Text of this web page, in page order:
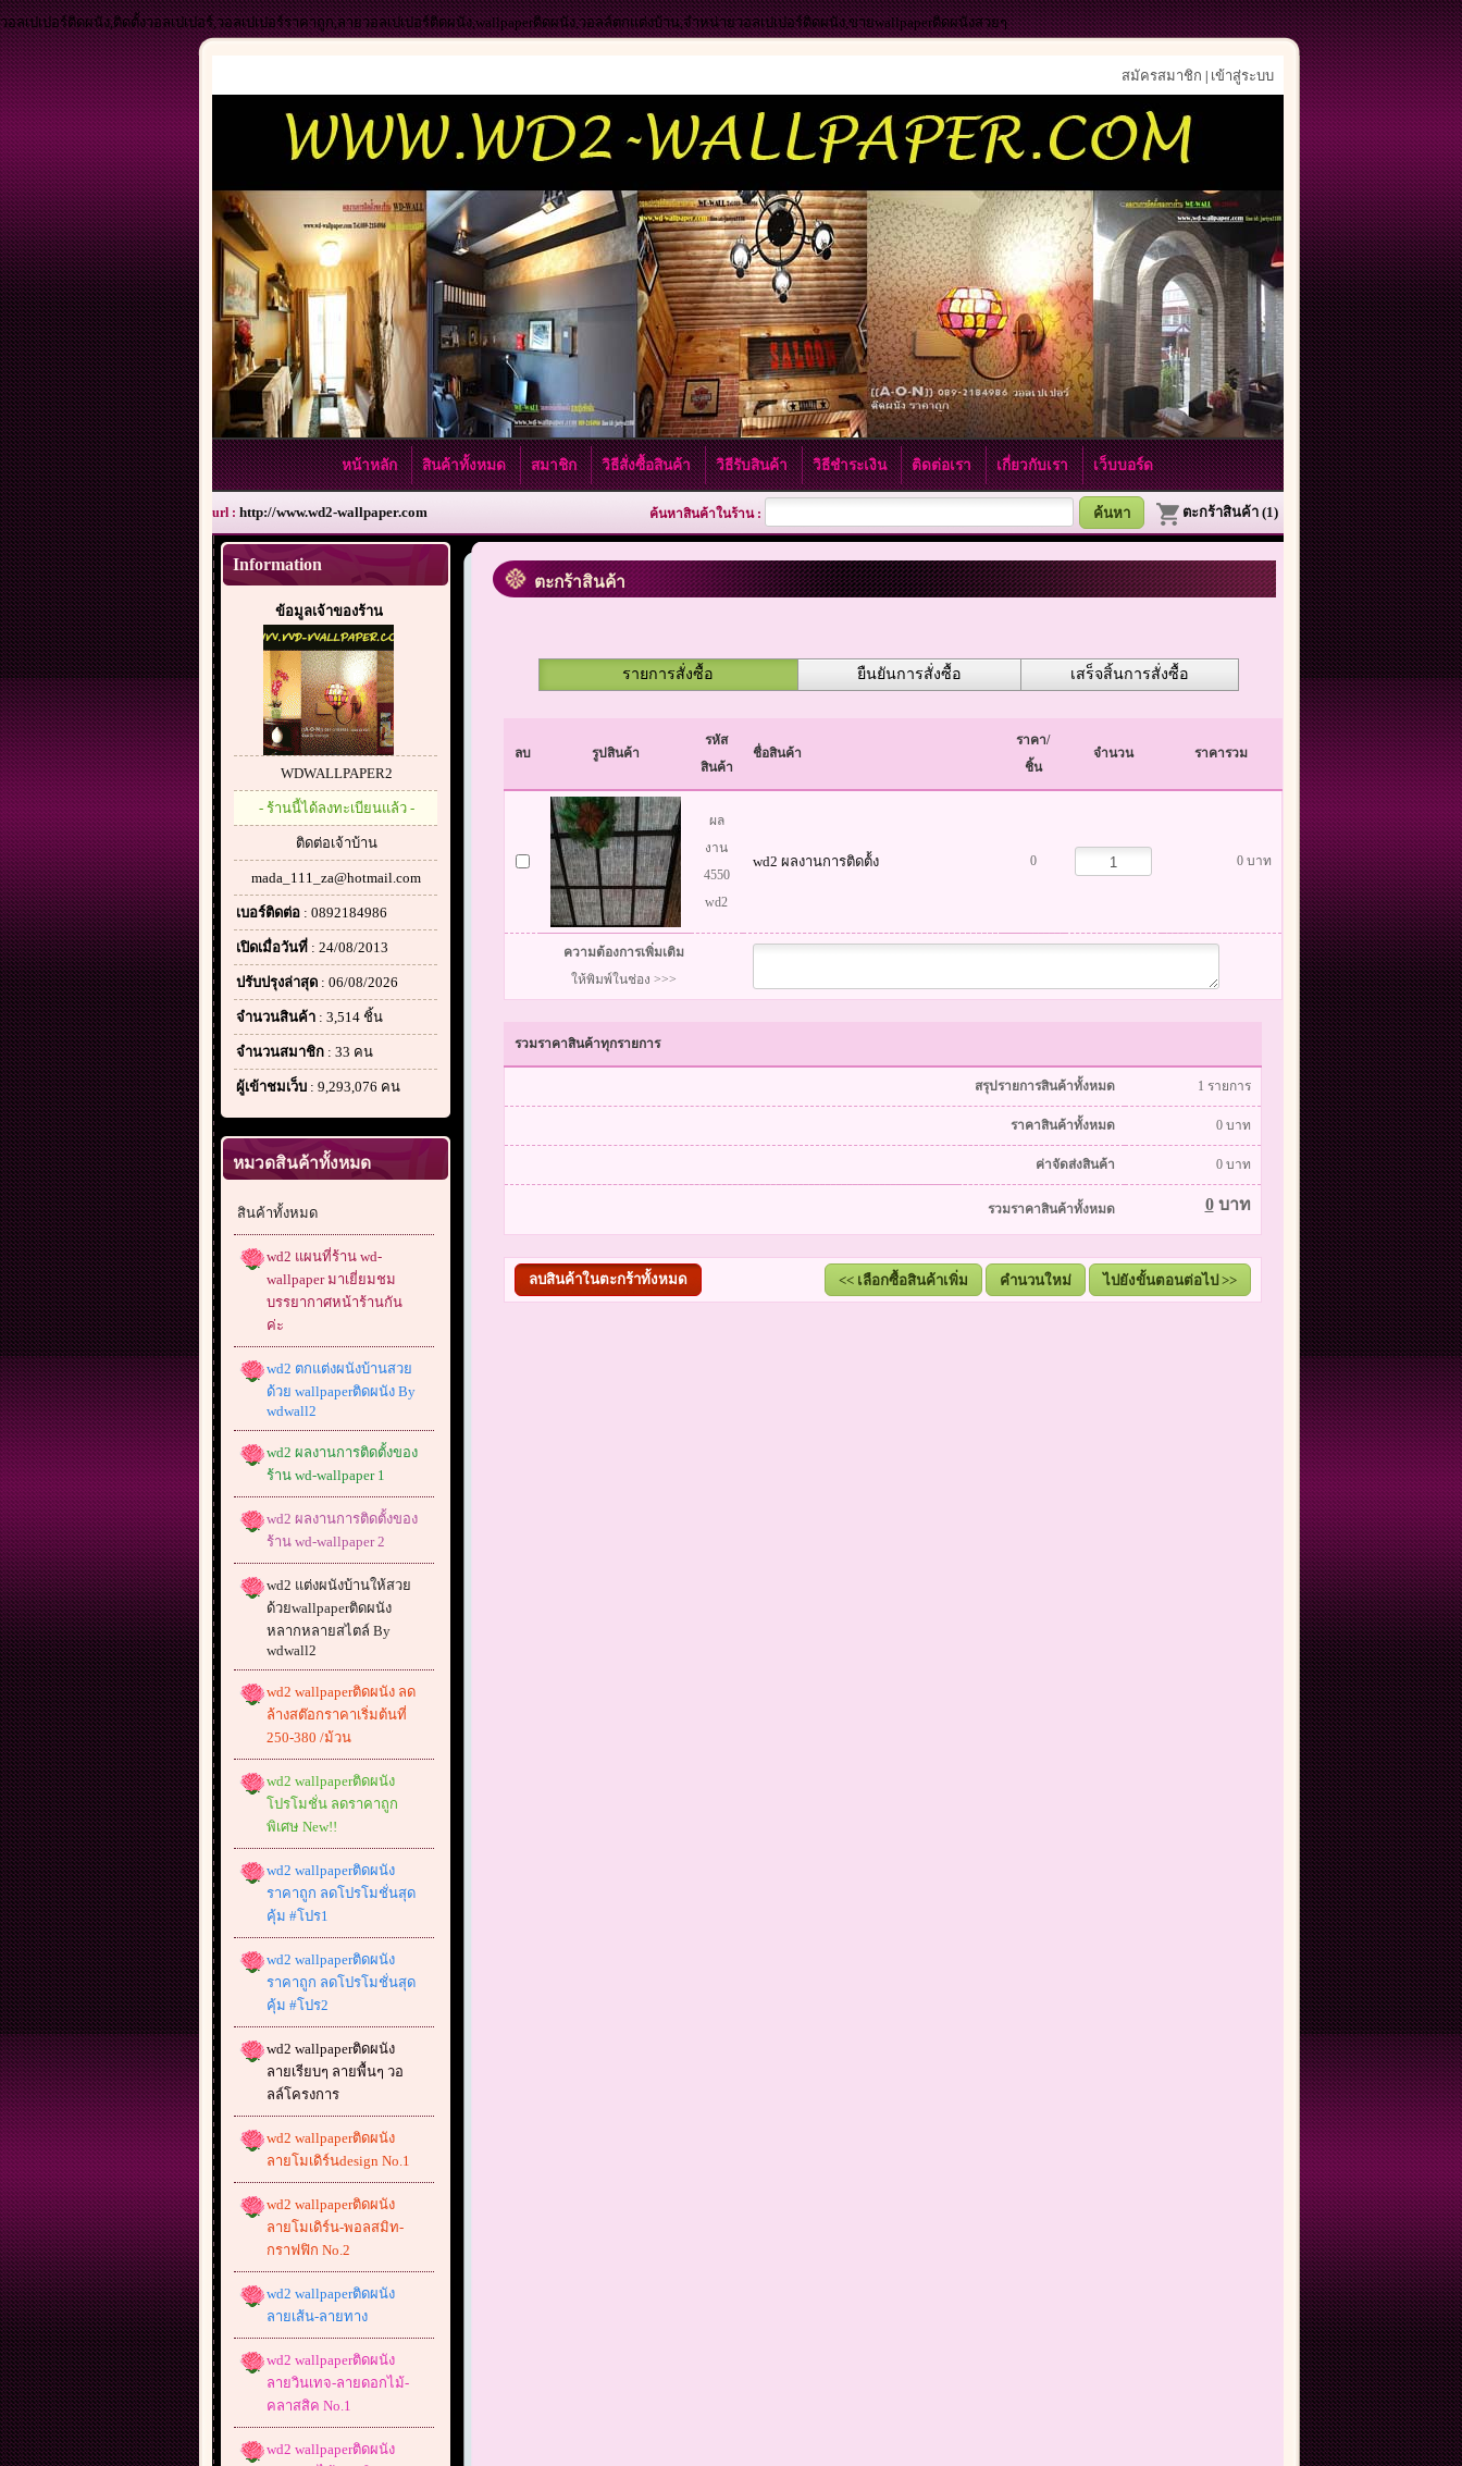
วอลเปเปอร์ติดผนัง,ติดตั้งวอลเปเปอร์,วอลเปเปอร์ราคาถูก,ลายวอลเปเปอร์ติดผนัง,wallpaperติดผนัง,วอลล์ตกแต่งบ้าน,จำหน่ายวอลเปเปอร์ติดผนัง,ขายwallpaperติดผนังสวยๆ
สมัครสมาชิก เข้าสู่ระบบ
หน้าหลัก สินค้าทั้งหมด สมาชิก วิธีสั่งซื้อสินค้า วิธีรับสินค้า วิธีชำระเงิน ติดต่อเรา เกี่ยวกับเรา เว็บบอร์ด
ตะกร้าสินค้า (1)
url : http://www.wd2-wallpaper.com ค้นหาสินค้าในร้าน :
Information
ข้อมูลเจ้าของร้าน
WDWALLPAPER2
- ร้านนี้ได้ลงทะเบียนแล้ว -
ติดต่อเจ้าบ้าน
mada_111_za@hotmail.com
เบอร์ติดต่อ: 0892184986
เปิดเมื่อวันที่: 24/08/2013
ปรับปรุงล่าสุด: 06/08/2026
จำนวนสินค้า: 3,514 ชิ้น
จำนวนสมาชิก: 33 คน
ผู้เข้าชมเว็บ: 9,293,076 คน
หมวดสินค้าทั้งหมด
สินค้าทั้งหมด
wd2 แผนที่ร้าน wd-
wallpaper มาเยี่ยมชม
บรรยากาศหน้าร้านกัน
ค่ะ
wd2 ตกแต่งผนังบ้านสวย
ด้วย wallpaperติดผนัง By
wdwall2
wd2 ผลงานการติดตั้งของ
ร้าน wd-wallpaper 1
wd2 ผลงานการติดตั้งของ
ร้าน wd-wallpaper 2
wd2 แต่งผนังบ้านให้สวย
ด้วยwallpaperติดผนัง
หลากหลายสไตล์ By
wdwall2
wd2 wallpaperติดผนัง ลด
ล้างสต๊อกราคาเริ่มต้นที่
250-380 /ม้วน
wd2 wallpaperติดผนัง
โปรโมชั่น ลดราคาถูก
พิเศษ New!!
wd2 wallpaperติดผนัง
ราคาถูก ลดโปรโมชั่นสุด
คุ้ม #โปร1
wd2 wallpaperติดผนัง
ราคาถูก ลดโปรโมชั่นสุด
คุ้ม #โปร2
wd2 wallpaperติดผนัง
ลายเรียบๆ ลายพื้นๆ วอ
ลล์โครงการ
wd2 wallpaperติดผนัง
ลายโมเดิร์นdesign No.1
wd2 wallpaperติดผนัง
ลายโมเดิร์น-พอลสมิท-
กราฟฟิก No.2
wd2 wallpaperติดผนัง
ลายเส้น-ลายทาง
wd2 wallpaperติดผนัง
ลายวินเทจ-ลายดอกไม้-
คลาสสิค No.1
wd2 wallpaperติดผนัง
ตะกร้าสินค้า
รายการสั่งซื้อ ยืนยันการสั่งซื้อ เสร็จสิ้นการสั่งซื้อ
ลบ รูปสินค้า
รหัส
สินค้า
ชื่อสินค้า
ราคา/
ชิ้น
จำนวน ราคารวม
ผล
งาน
4550
wd2
wd2 ผลงานการติดต้้ง 0 0 บาท
ความต้องการเพิ่มเติม
ให้พิมพ์ในช่อง >>>
รวมราคาสินค้าทุกรายการ
สรุปรายการสินค้าทั้งหมด 1 รายการ
ราคาสินค้าทั้งหมด 0บาท
ค่าจัดส่งสินค้า 0 บาท
รวมราคาสินค้าทั้งหมด 0บาท